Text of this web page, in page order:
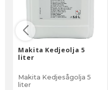
Makita Kedjeolja 5
liter
Makita Kedjesågolja 5
liter